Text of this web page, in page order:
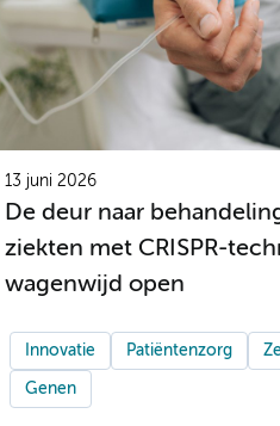
13 juni 2026
De deur naar
ziekten met CRISPR-
wagenwijd open
Innovatie Patiëntenzorg
Genen